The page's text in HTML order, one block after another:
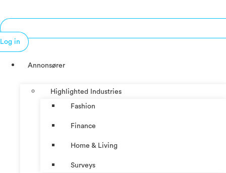
Log in
Annonsører
Highlighted Industries
Fashion
Finance
Home & Living
Surveys